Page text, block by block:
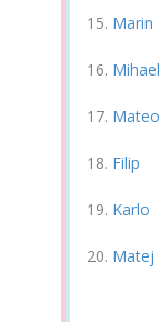
Marin
Mihael
Mateo
Filip
Karlo
Matej